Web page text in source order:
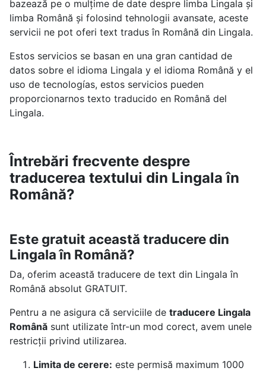
bazează pe o mulțime de date despre limba Lingala și
limba Română și folosind tehnologii avansate, aceste
servicii ne pot oferi text tradus în Română din Lingala.
Estos servicios se basan en una gran cantidad de
datos sobre el idioma Lingala y el idioma Română y el
uso de tecnologías, estos servicios pueden
proporcionarnos texto traducido en Română del
Lingala.
Întrebări frecvente despre
traducerea textului din Lingala în
Română?
Este gratuit această traducere din
Lingala în Română?
Da, oferim această traducere de text din Lingala în
Română absolut GRATUIT.
Pentru a ne asigura că serviciile de traducere Lingala
Românăsunt utilizate într-un mod corect, avem unele
restricții privind utilizarea.
Limita de cerere: este permisă maximum 1000